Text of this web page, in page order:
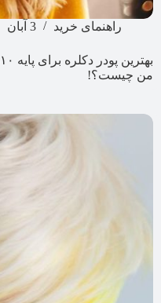
راهنمای خرید 3 آبان
من چیست؟!